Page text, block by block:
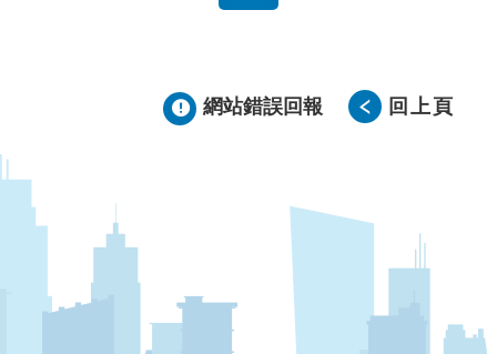
網站錯誤回報 回上頁